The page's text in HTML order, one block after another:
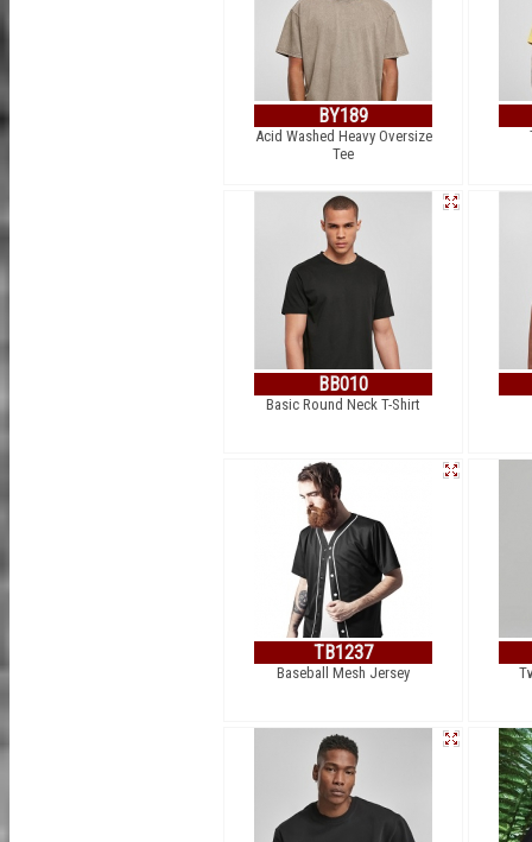
BY189
Acid Washed Heavy Oversize
Tee
BB010
Basic Round Neck T-Shirt
TB1237
Baseball Mesh Jersey